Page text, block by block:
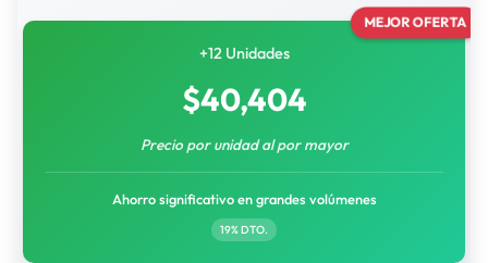
MEJOR OFERTA
+12 Unidades
$40,404
Precio por unidad al por mayor
Ahorro significativo en grandes volúmenes
19% DTO.